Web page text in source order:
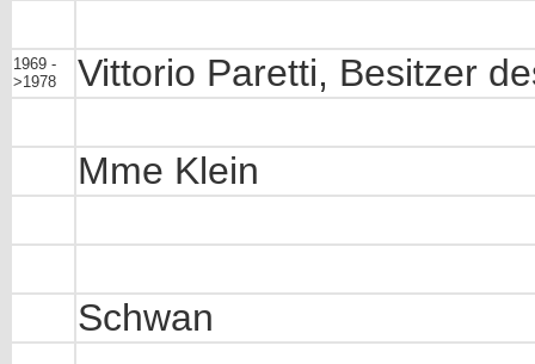
1969 -
>1978
Vittorio Paretti, Besitzer
Mme Klein
Schwan